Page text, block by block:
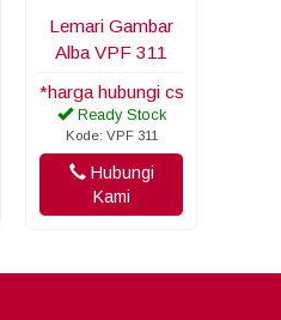
Lemari Gambar
Alba VPF 311
*harga hubungi cs
Ready Stock
Kode: VPF 311
Hubungi
Kami